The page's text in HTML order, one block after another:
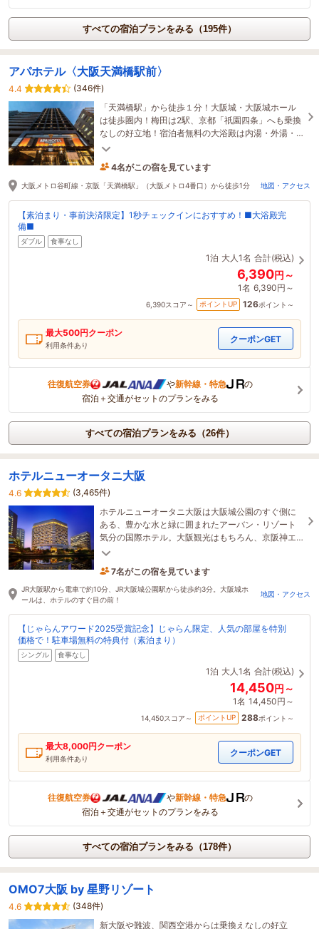
すべての宿泊プランをみる（195件）
アパホテル〈大阪天満橋駅前〉
4.4
(346件)
「天満橋駅」から徒歩１分！大阪城・大阪城ホール
は徒歩圏内！梅田は2駅、京都「祇園四条」へも乗換
なしの好立地！宿泊者無料の大浴殿は内湯・外湯・
壺湯があり、都会の中心でゆったり寛げると大好
4名がこの宿を見ています
1時間前に予約されました
大阪メトロ谷町線・京阪「天満橋駅」（大阪メトロ4番口）から徒歩1分 地図・アクセス
【素泊まり・事前決済限定】1秒チェックインにおすすめ！■大浴殿完
備■
ダブル 食事なし
1泊 大人1名 合計(税込)
6,390円～
1名 6,390円～
6,390スコア～ ポイントUP 126ポイント～
最大500円クーポン
利用条件あり
クーポンGET
往復航空券 や新幹線・特急
の
宿泊＋交通がセットのプランをみる
すべての宿泊プランをみる（26件）
ホテルニューオータニ大阪
4.6
(3,465件)
ホテルニューオータニ大阪は大阪城公園のすぐ側に
ある、豊かな水と緑に囲まれたアーバン・リゾート
気分の国際ホテル。大阪観光はもちろん、京阪神エ
リアにもアクセス抜群です！
7名がこの宿を見ています
27分前に予約されました
JR大阪駅から電車で約10分、JR大阪城公園駅から徒歩約3分。大阪城ホ
ールは、ホテルのすぐ目の前！
地図・アクセス
【じゃらんアワード2025受賞記念】じゃらん限定、人気の部屋を特別
価格で！駐車場無料の特典付（素泊まり）
シングル 食事なし
1泊 大人1名 合計(税込)
14,450円～
1名 14,450円～
14,450スコア～ ポイントUP 288ポイント～
最大8,000円クーポン
利用条件あり
クーポンGET
往復航空券 や新幹線・特急
の
宿泊＋交通がセットのプランをみる
すべての宿泊プランをみる（178件）
OMO7大阪 by 星野リゾート
4.6
(348件)
新大阪や難波、関西空港からは乗換えなしの好立